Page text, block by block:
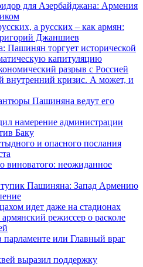
для Азербайджана: Армения
а русских – как армян:
Джаншиев
Пашинян торгует исторической
капитуляцию
разрыв с Россией
внутренний кризис. А может, и
Пашиняна ведут его
намерение администрации
Баку
и опасного послания
виноватого: неожиданное
Пашиняна: Запад Армению
идет даже на стадионах
режиссер о расколе
или Главный враг
выразил поддержку